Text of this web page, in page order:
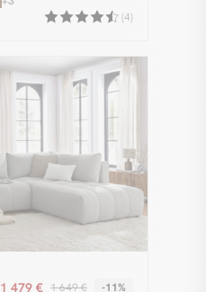
(4)
1 479 € 1 649 € -11%